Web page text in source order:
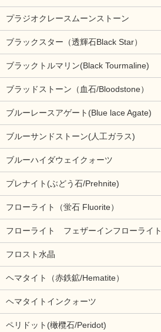
プラジオクレースムーンストーン
ブラックスター（透輝石Black Star）
ブラックトルマリン(Black Tourmaline)
ブラッドストーン（血石/Bloodstone）
ブルーレースアゲート(Blue lace Agate)
ブルーサンドストーン(人工ガラス)
ブルーハイダウェイクォーツ
プレナイト(ぶどう石/Prehnite)
フローライト（蛍石 Fluorite）
フローライト フェザーインフローライト
フロスト水晶
ヘマタイト（赤鉄鉱/Hematite）
ヘマタイトインクォーツ
ペリドット(橄欖石/Peridot)